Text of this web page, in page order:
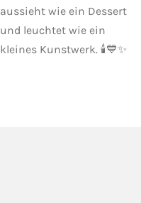
aussieht wie ein Dessert
und leuchtet wie ein
kleines Kunstwerk. 🕯️💙✨